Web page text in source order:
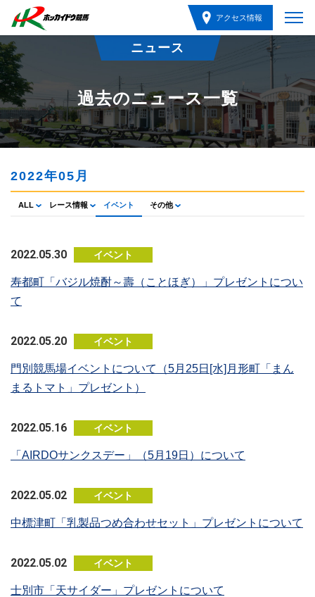
アクセス情報
ニュース
過去のニュース一覧
2022年05月
ALL レース情報 イベント その他
2022.05.30 イベント
寿都町「バジル焼酎～壽（ことほぎ）」プレゼントについ
て
2022.05.20 イベント
門別競馬場イベントについて（5月25日[水]月形町「まん
まるトマト」プレゼント）
2022.05.16 イベント
「AIRDOサンクスデー」（5月19日）について
2022.05.02 イベント
中標津町「乳製品つめ合わせセット」プレゼントについて
2022.05.02 イベント
士別市「天サイダー」プレゼントについて